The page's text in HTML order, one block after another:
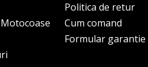
Politica de retur
Cum comand
Formular garantie